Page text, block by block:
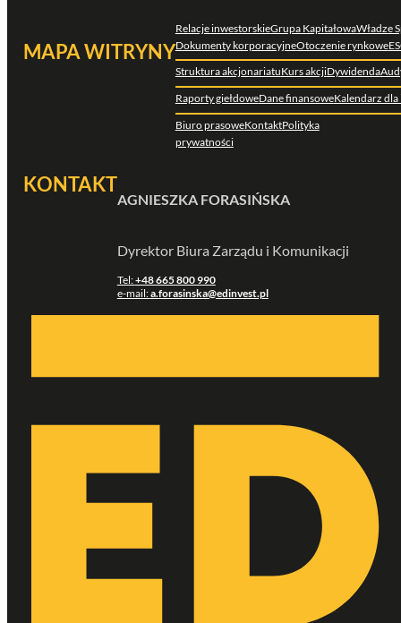
MAPA WITRYNY
Relacje inwestorskieGrupa KapitałowaWładze
Dokumenty korporacyjneOtoczenie rynkowe
Struktura akcjonariatuKurs akcjiDywidenda
Raporty giełdoweDane finansoweKalendarz
Biuro prasoweKontaktPolityka
prywatności
KONTAKT
AGNIESZKA FORASIŃSKA
Dyrektor Biura Zarządu i Komunikacji
Tel:+48 665 800 990
e-mail:a.forasinska@edinvest.pl